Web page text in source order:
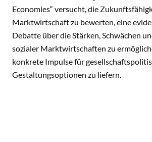
Economies“ versucht, die
Marktwirtschaft zu bewerten, eine
Debatte über die Stärken, Schwächen
sozialer Marktwirtschaften zu
konkrete Impulse für
Gestaltungsoptionen zu liefern.